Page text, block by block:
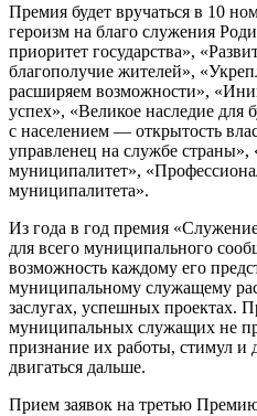
Премия будет вручаться в 10
героизм на благо служения
приоритет государства»,
благополучие жителей»,
расширяем возможности»,
успех», «Великое наследие
с населением — открытость
управленец на службе
муниципалитет»,
муниципалитета».
Из года в год премия
для всего муниципального
возможность каждому его
муниципальному служащему
заслугах, успешных проектах.
муниципальных служащих не
признание их работы, стимул и
двигаться дальше.
Прием заявок на третью